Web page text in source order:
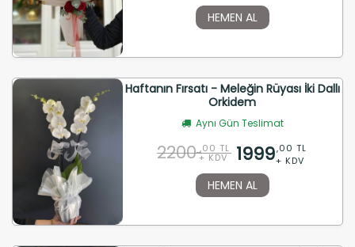
HEMEN AL
Haftanın Fırsatı - Meleğin Rüyası İki Dallı
Orkidem
Aynı Gün Teslimat
2200 ,00 TL
+ KDV 1999,00 TL
+ KDV
HEMEN AL